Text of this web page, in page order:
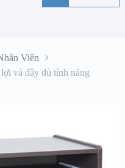
Viên
và đầy đủ tính năng